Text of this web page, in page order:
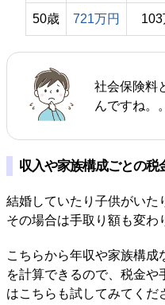
50歳 721万円 103
社会保険料
んですね。。
収入や家族構成ごとの税
結婚していたり子供がいた
その場合は手取り額も変わ
こちらから年収や家族構
を計算できるので、税金
はこちらも試してみてくだ